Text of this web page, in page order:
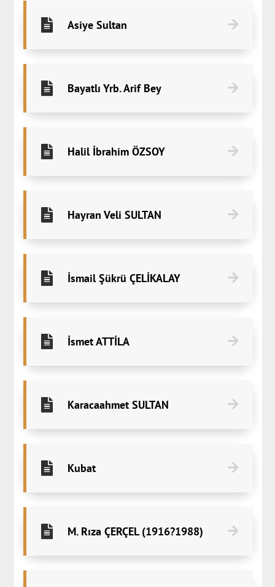
Asiye Sultan
Bayatlı Yrb. Arif Bey
Halil İbrahim ÖZSOY
Hayran Veli SULTAN
İsmail Şükrü ÇELİKALAY
İsmet ATTİLA
Karacaahmet SULTAN
Kubat
M. Rıza ÇERÇEL (1916?1988)